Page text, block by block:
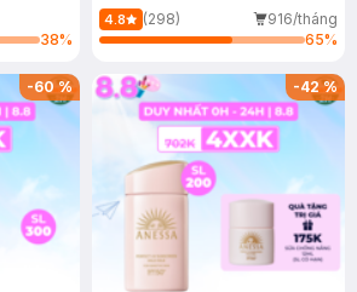
38%
4.8 (298)
916/tháng
65%
-60% -42%